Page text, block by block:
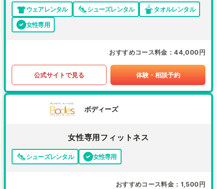
ウェアレンタル シューズレンタル
タオルレンタル
女性専用
おすすめコース料金 44,000円
公式サイトで見る 体験・相談予約
ボディーズ
女性専用フィットネス
シューズレンタル 女性専用
おすすめコース料金 1,500円